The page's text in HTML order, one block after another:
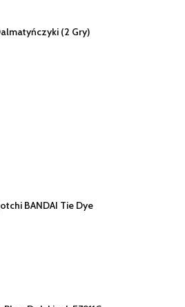
(2 Gry)
BANDAI Tie Dye